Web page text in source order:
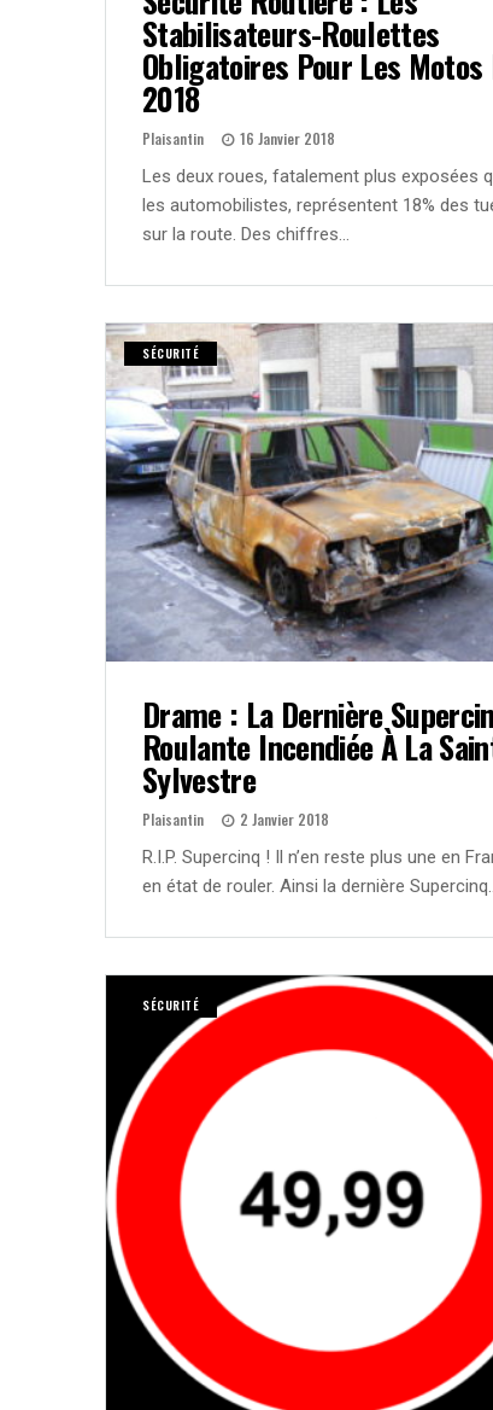
Stabilisateurs-Roulettes
Obligatoires Pour Les Motos
2018
Plaisantin 16 Janvier 2018
Les deux roues, fatalement plus exposées
les automobilistes, représentent 18% des
sur la route. Des chiffres…
SÉCURITÉ
Drame : La Dernière
Roulante Incendiée À La
Sylvestre
Plaisantin 2 Janvier 2018
R.I.P. Supercinq ! Il n’en reste plus une en
en état de rouler. Ainsi la dernière
SÉCURITÉ